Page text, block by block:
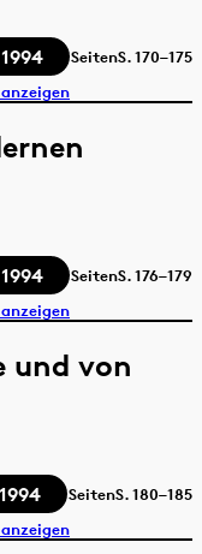
1994 SeitenS.170–175
1994 SeitenS.176–179
und von
1994 SeitenS.180–185